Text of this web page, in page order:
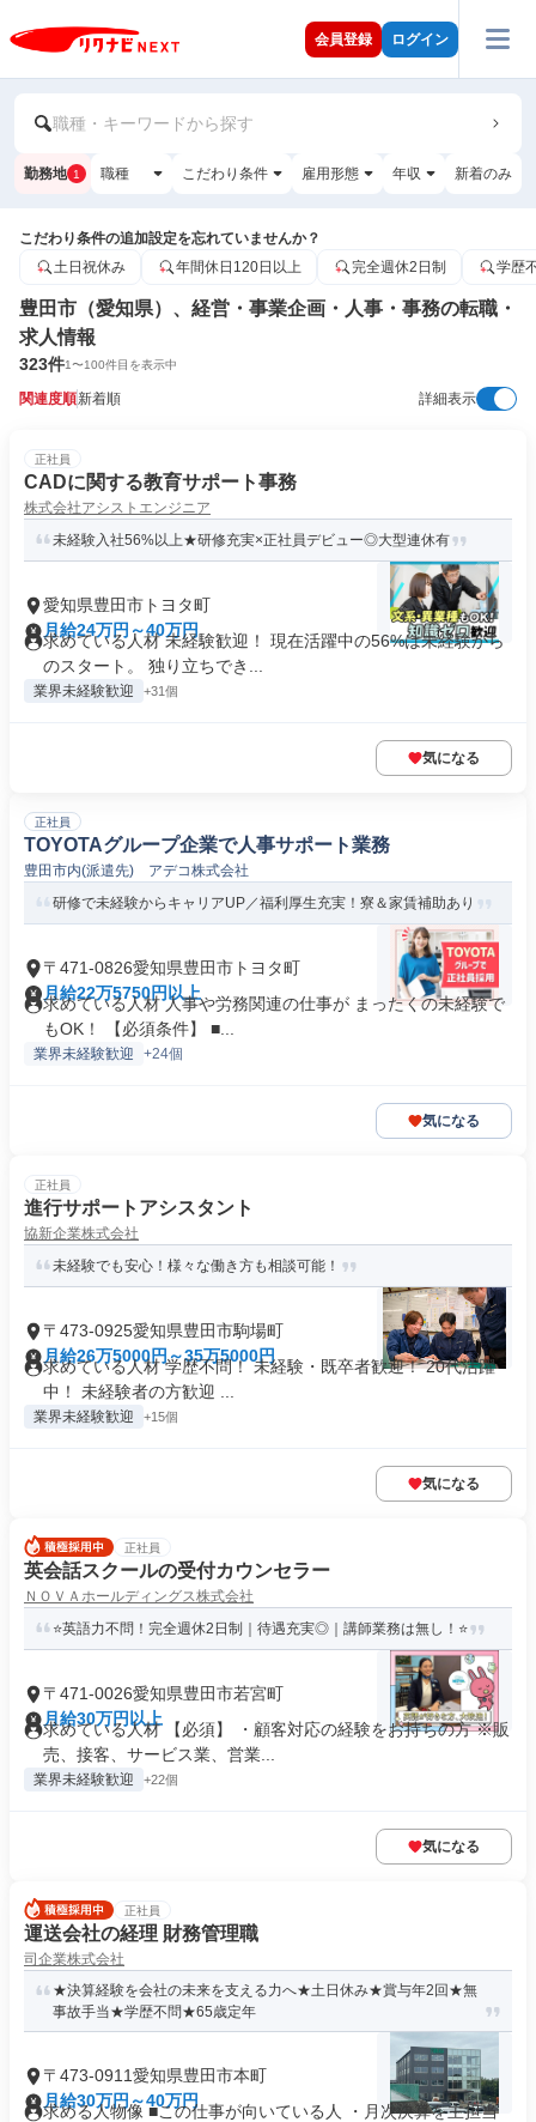
会員登録 ログイン
職種・キーワードから探す
勤務地 1 職種 こだわり条件 雇用形態 年収 新着のみ
こだわり条件の追加設定を忘れていませんか？
土日祝休み
年間休日120日以上 完全週休2日制 学歴
豊田市（愛知県）、経営・事業企画・人事・事務の転職・
求人情報
323件1〜100件目を表示中
関連度順新着順 詳細表示
正社員
CADに関する教育サポート事務
株式会社アシストエンジニア
未経験入社56%以上★研修充実×正社員デビュー◎大型連休有
愛知県豊田市トヨタ町
月給24万円～40万円
求めている人材 未経験歓迎！ 現在活躍中の56%は未経験から
のスタート。 独り立ちでき...
業界未経験歓迎 +31個
気になる
正社員
TOYOTAグループ企業で人事サポート業務
豊田市内(派遣先) アデコ株式会社
研修で未経験からキャリアUP／福利厚生充実！寮＆家賃補助あり
〒471-0826愛知県豊田市トヨタ町
月給22万5750円以上
求めている人材 人事や労務関連の仕事が まったくの未経験で
もOK！ 【必須条件】 ■...
業界未経験歓迎 +24個
気になる
正社員
進行サポートアシスタント
協新企業株式会社
未経験でも安心！様々な働き方も相談可能！
〒473-0925愛知県豊田市駒場町
月給26万5000円～35万5000円
求めている人材 学歴不問！ 未経験・既卒者歓迎！ 20代活躍
中！ 未経験者の方歓迎 ...
業界未経験歓迎 +15個
気になる
正社員
英会話スクールの受付カウンセラー
ＮＯＶＡホールディングス株式会社
⭐英語力不問！完全週休2日制｜待遇充実◎｜講師業務は無し！⭐
〒471-0026愛知県豊田市若宮町
月給30万円以上
求めている人材 【必須】 ・顧客対応の経験をお持ちの方 ※販
売、接客、サービス業、営業...
業界未経験歓迎 +22個
気になる
正社員
運送会社の経理 財務管理職
司企業株式会社
★決算経験を会社の未来を支える力へ★土日休み★賞与年2回★無
事故手当★学歴不問★65歳定年
〒473-0911愛知県豊田市本町
月給30万円～40万円
求める人物像 ■この仕事が向いている人 ・月次決算を主担当